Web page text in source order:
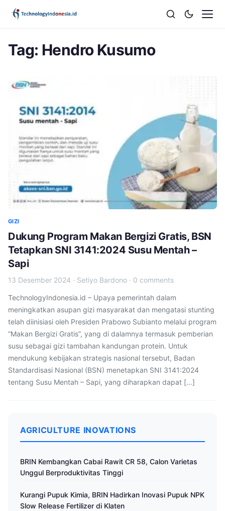
Tag: Hendro Kusumo
GIZI
Dukung Program Makan Bergizi Gratis, BSN
Tetapkan SNI 3141:2024 Susu Mentah –
Sapi
13 Desember 2024 · Setiyo Bardono · 0 comments
TechnologyIndonesia.id – Upaya pemerintah dalam
meningkatkan asupan gizi masyarakat dan mengatasi stunting
telah diinisiasi oleh Presiden Prabowo Subianto melalui program
“Makan Bergizi Gratis”, yang di dalamnya termasuk pemberian
susu sebagai gizi tambahan kandungan protein. Untuk
mendukung kebijakan strategis nasional tersebut, Badan
Standardisasi Nasional (BSN) menetapkan SNI 3141:2024
tentang Susu Mentah – Sapi, yang diharapkan dapat […]
AGRICULTURE INOVATIONS
BRIN Kembangkan Cabai Rawit CR 58, Calon Varietas
Unggul Berproduktivitas Tinggi
Kurangi Pupuk Kimia, BRIN Hadirkan Inovasi Pupuk NPK
Slow Release Fertilizer di Klaten